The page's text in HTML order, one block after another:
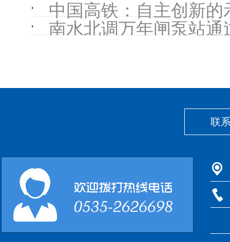
中国高铁：自主创新的
南水北调万年闸泵站通
联